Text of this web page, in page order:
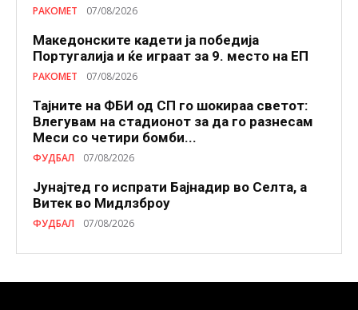
РАКОМЕТ 07/08/2026
Македонските кадети ја победија
Португалија и ќе играат за 9. место на ЕП
РАКОМЕТ 07/08/2026
Тајните на ФБИ од СП го шокираа светот:
Влегувам на стадионот за да го разнесам
Меси со четири бомби...
ФУДБАЛ 07/08/2026
Јунајтед го испрати Бајнадир во Селта, а
Витек во Мидлзброу
ФУДБАЛ 07/08/2026